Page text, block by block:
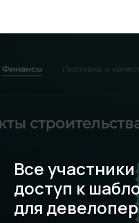
Все
доступ к
для